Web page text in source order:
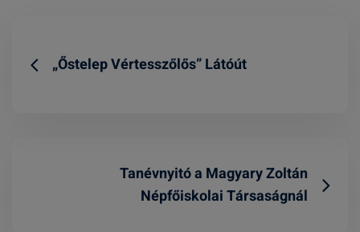
„Őstelep Vértesszőlős” Látóút
Tanévnyitó a Magyary Zoltán
Népfőiskolai Társaságnál